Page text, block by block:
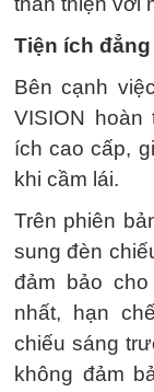
Tiện ích
Bên cạnh
VISION
ích cao cấp,
khi cầm lái.
Trên phiên
sung đèn
đảm bảo
nhất, hạn
chiếu sáng
không đảm